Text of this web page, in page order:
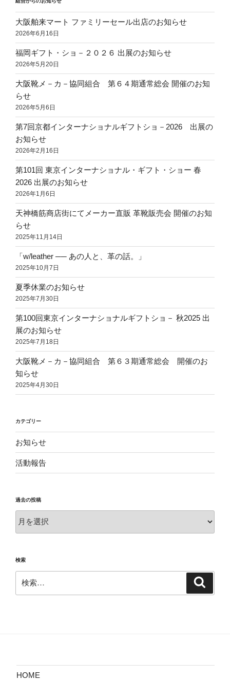
ー
シ
ョ
ン
大阪舶来マート ファミリーセール出店のお知らせ
2026年6月16日
福岡ギフト・ショ－２０２６ 出展のお知らせ
2026年5月20日
大阪靴メ－カ－協同組合 第６４期通常総会 開催のお知
らせ
2026年5月6日
第7回京都インターナショナルギフトショ－2026 出展の
お知らせ
2026年2月16日
第101回 東京インターナショナル・ギフト・ショー 春
2026 出展のお知らせ
2026年1月6日
天神橋筋商店街にてメーカー直販 革靴販売会 開催のお知
らせ
2025年11月14日
「w/leather ── あの人と、革の話。」
2025年10月7日
夏季休業のお知らせ
2025年7月30日
第100回東京インターナショナルギフトショ－ 秋2025 出
展のお知らせ
2025年7月18日
大阪靴メ－カ－協同組合 第６３期通常総会 開催のお
知らせ
2025年4月30日
カテゴリー
お知らせ
活動報告
過去の投稿
過
去
稿
検索
索:
HOME